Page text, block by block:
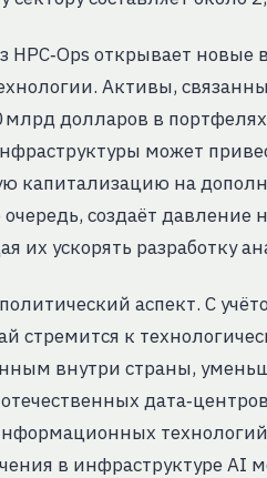
HPC‑Ops открывает
Активы,
млрд долларов в
может
капитализацию на
создаёт давление
их ускорять разработку
аспект. С
стремится к
внутри страны,
технологий,
в инфраструктуре AI